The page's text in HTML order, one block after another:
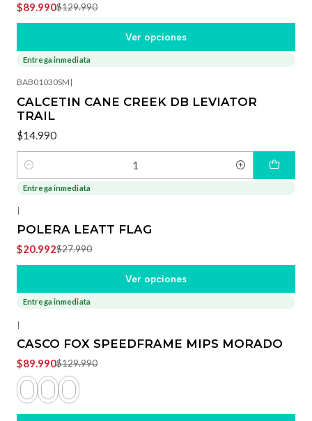
$89.990$129.990
Ver opciones
Entrega inmediata
BAB01030SM |
CALCETIN CANE CREEK DB LEVIATOR
TRAIL
$14.990
Cantidad
-25%
Entrega inmediata
|
POLERA LEATT FLAG
$20.992$27.990
Ver opciones
Entrega inmediata
|
CASCO FOX SPEEDFRAME MIPS MORADO
$89.990$129.990